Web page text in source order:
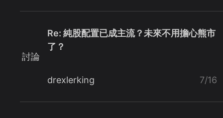
討論
Re: 純股配置已成主流？未來不用擔心熊市
了？
drexlerking 7/16